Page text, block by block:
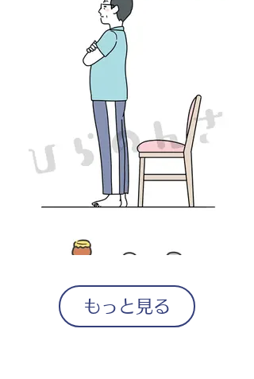
もっと見る